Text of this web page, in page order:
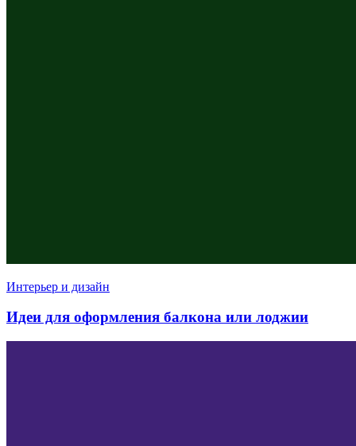
Интерьер и дизайн
Идеи для оформления балкона или лоджии